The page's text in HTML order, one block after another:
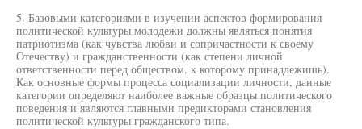
5. Базовыми категориями в изучении аспектов формирования
политической культуры молодежи должны являться понятия
патриотизма (как чувства любви и сопричастности к своему
Отечеству) и гражданственности (как степени личной
ответственности перед обществом, к которому принадлежишь).
Как основные формы процесса социализации личности, данные
категории определяют наиболее важные образцы политического
поведения и являются главными предикторами становления
политической культуры гражданского типа.